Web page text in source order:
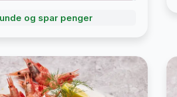
og spar penger